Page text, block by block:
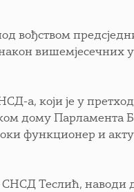
вођством
вишемјесечних
а, који је у
дому Парламента
функционер и
Теслић, наводи